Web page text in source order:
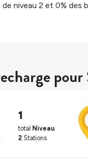
niveau 2 et 0% des
1
total Niveau
2 Stations